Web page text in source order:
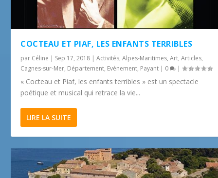
COCTEAU ET PIAF, LES ENFANTS TERRIBLES
par Céline | Sep 17, 2018 |Activités,Alpes-Maritimes,Art,Articles,
Cagnes-sur-Mer, Département, Evénement, Payant | 0 |
« Cocteau et Piaf, les enfants terribles » est un spectacle
poétique et musical qui retrace la vie...
LIRE LA SUITE